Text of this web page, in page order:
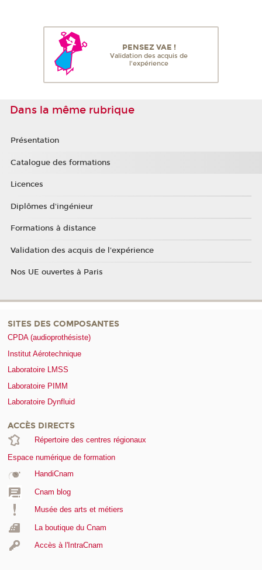
PENSEZ VAE !
Validation des acquis de
l'expérience
Dans la même rubrique
Présentation
Catalogue des formations
Licences
Diplômes d'ingénieur
Formations à distance
Validation des acquis de l'expérience
Nos UE ouvertes à Paris
SITES DES COMPOSANTES
CPDA (audioprothésiste)
Institut Aérotechnique
Laboratoire LMSS
Laboratoire PIMM
Laboratoire Dynfluid
ACCÈS DIRECTS
Répertoire des centres régionaux
Espace numérique de formation
HandiCnam
Cnam blog
Musée des arts et métiers
La boutique du Cnam
Accès à l'IntraCnam